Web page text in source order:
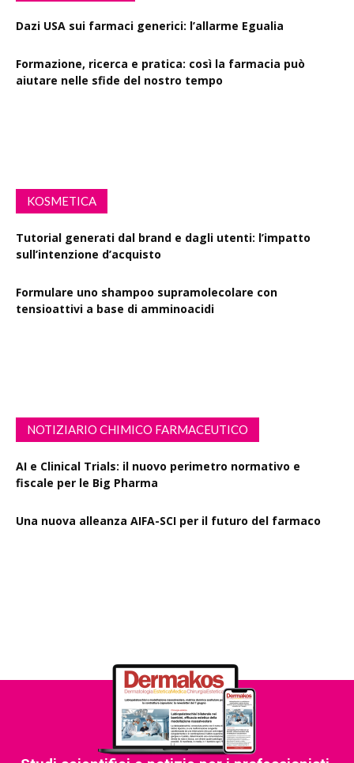
Dazi USA sui farmaci generici: l’allarme Egualia
Formazione, ricerca e pratica: così la farmacia può
aiutare nelle sfide del nostro tempo
KOSMETICA
Tutorial generati dal brand e dagli utenti: l’impatto
sull’intenzione d’acquisto
Formulare uno shampoo supramolecolare con
tensioattivi a base di amminoacidi
NOTIZIARIO CHIMICO FARMACEUTICO
AI e Clinical Trials: il nuovo perimetro normativo e
fiscale per le Big Pharma
Una nuova alleanza AIFA-SCI per il futuro del farmaco